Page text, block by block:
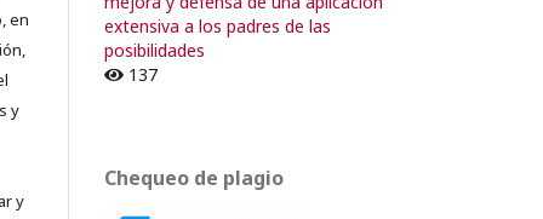
en
y
y
extensiva a los padres de las
posibilidades
137
Chequeo de plagio